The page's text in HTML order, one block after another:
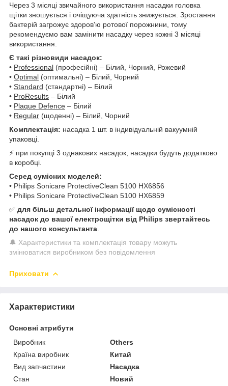
Через 3 місяці звичайного використання насадки головка
щітки зношується і очіщуюча здатність знижується. Зростання
бактерій загрожує здоров'ю ротової порожнини, тому
рекомендуємо вам замінити насадку через кожні 3 місяці
використання.
Є такі різновиди насадок:
• Professional (професійні) – Білий, Чорний, Рожевий
• Optimal (оптимальні) – Білий, Чорний
• Standard (стандартні) – Білий
• ProResults – Білий
• Plaque Defence – Білий
• Regular (щоденні) – Білий, Чорний
Комплектація: насадка 1 шт. в індивідуальній вакуумній
упаковці.
⚡ при покупці 3 однакових насадок, насадки будуть додатково
в коробці.
Серед сумісних моделей:
• Philips Sonicare ProtectiveClean 5100 HX6856
• Philips Sonicare ProtectiveClean 5100 HX6859
✅ для більш детальної інформації щодо сумісності
насадок до вашої електрощітки від Philips звертайтесь
до нашого консультанта
🔔 Характеристики та комплектація товару можуть
змінюватися виробником без повідомлення
Приховати
Характеристики
Основні атрибути
Виробник
Others
Країна виробник
Китай
Вид запчастини
Насадка
Стан
Новий